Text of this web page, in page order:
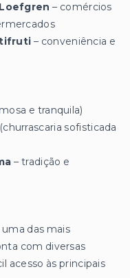
– comércios
– conveniência e
e tranquila)
(churrascaria sofisticada
– tradição e
das mais
com diversas
acesso às principais